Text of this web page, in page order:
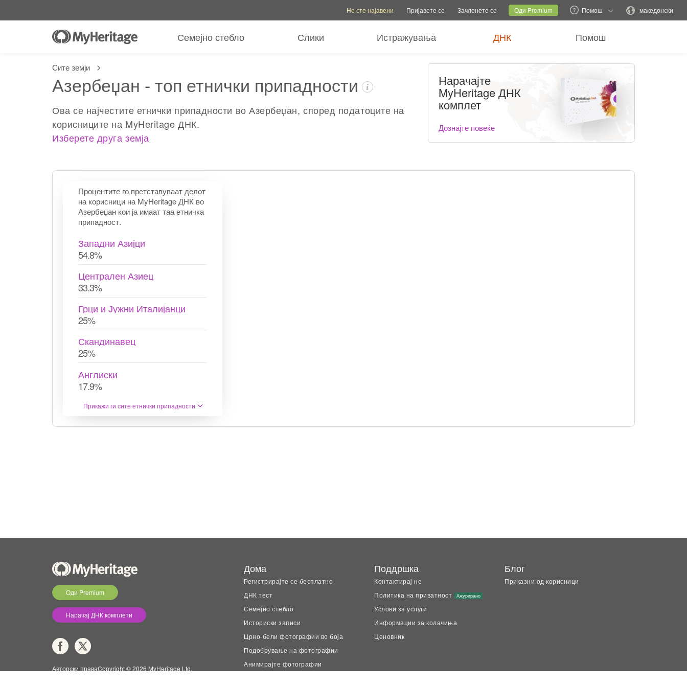
Промени семејна локацијаТековна локација Промени јазик
Не сте најавени Пријавете се Зачленете се Оди Premium Помош македонски
Семејно стебло Слики Истражувања ДНК Помош
Сите земји
Азербеџан - топ етнички припадности
Ова се најчестите етнички припадности во Азербеџан, според податоците на
корисниците на MyHeritage ДНК.
Изберете друга земја
Нарачајте
MyHeritage ДНК
комплет
Дознајте повеќе
Процентите го претставуваат делот
на корисници на MyHeritage ДНК во
Азербеџан кои ја имаат таа етничка
припадност.
Западни Азијци
54.8%
Централен Азиец
33.3%
Грци и Јужни Италијанци
25%
Скандинавец
25%
Англиски
17.9%
Прикажи ги сите етнички припадности
Оди Premium
Нарачај ДНК комплети
Авторски праваCopyright © 2026 MyHeritage Ltd.
Дома
Регистрирајте се бесплатно
ДНК тест
Семејно стебло
Историски записи
Црно-бели фотографии во боја
Подобрување на фотографии
Анимирајте фотографии
Поддршка
Контактирај не
Политика на приватност
Ажурирано
Услови за услуги
Информации за колачиња
Ценовник
Блог
Приказни од корисници